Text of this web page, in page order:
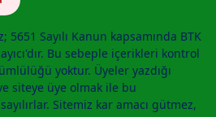
5651 Sayılı Kanun kapsamında BTK
Bu sebeple içerikleri kontrol
yoktur. Üyeler yazdığı
siteye üye olmak ile bu
Sitemiz kar amacı gütmez,